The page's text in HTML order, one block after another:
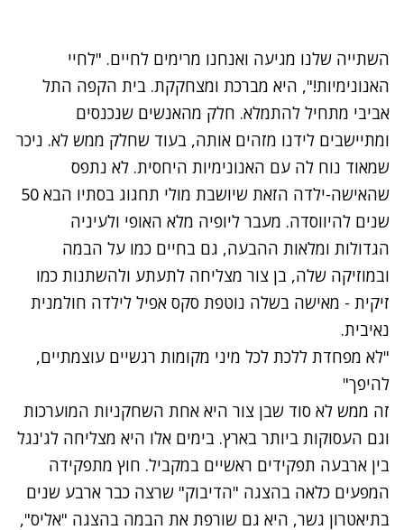
השתייה שלנו מגיעה ואנחנו מרימים לחיים. "לחיי
האנונימיות!", היא מברכת ומצחקקת. בית הקפה התל
אביבי מתחיל להתמלא. חלק מהאנשים שנכנסים
ומתיישבים לידנו מזהים אותה, בעוד שחלק ממש לא. ניכר
שמאוד נוח לה עם האנונימיות היחסית. לא נתפס
שהאישה-ילדה הזאת שיושבת מולי תחגוג בסתיו הבא 50
שנים להיווסדה. מעבר ליופיה מלא האופי ולעיניה
הגדולות ומלאות ההבעה, גם בחיים כמו על הבמה
ובמוזיקה שלה, בן צור מצליחה לתעתע ולהשתנות כמו
זיקית - מאישה בשלה נוטפת סקס אפיל לילדה חולמנית
נאיבית.
"לא מפחדת ללכת לכל מיני מקומות רגשיים עוצמתיים,
להיפך"
זה ממש לא סוד שבן צור היא אחת השחקניות המוערכות
וגם העסוקות ביותר בארץ. בימים אלו היא מצליחה לג'נגל
בין ארבעה תפקידים ראשיים במקביל. חוץ מתפקידה
המפעים כלאה בהצגה "הדיבוק" שרצה כבר ארבע שנים
בתיאטרון גשר, היא גם שורפת את הבמה בהצגה "אליס",